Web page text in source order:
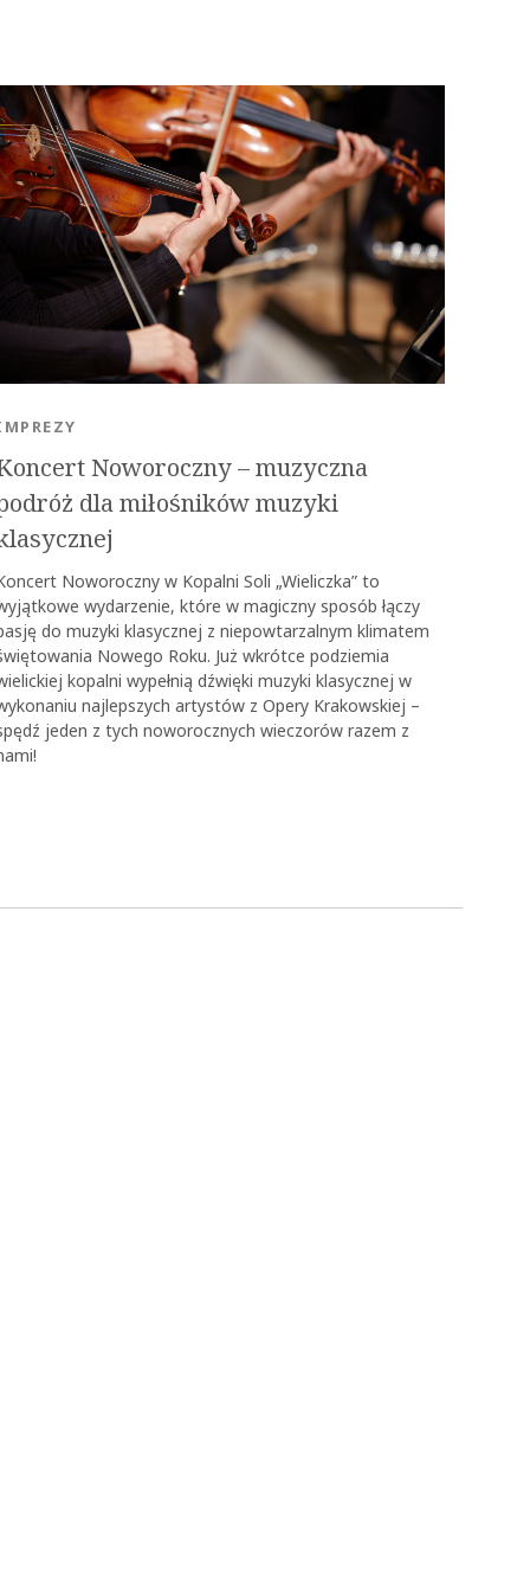
Noworoczny – muzyczna
dla miłośników muzyki
Noworoczny w Kopalni Soli „Wieliczka” to
wydarzenie, które w magiczny sposób łączy
do muzyki klasycznej z niepowtarzalnym klimatem
Nowego Roku. Już wkrótce podziemia
kopalni wypełnią dźwięki muzyki klasycznej w
najlepszych artystów z Opery Krakowskiej –
jeden z tych noworocznych wieczorów razem z